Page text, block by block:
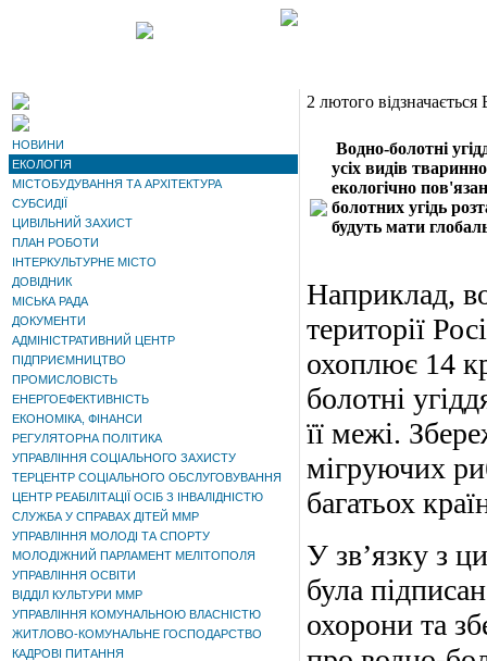
НОВИНИ
ЕКОЛОГІЯ
МІСТОБУДУВАННЯ ТА АРХІТЕКТУРА
СУБСИДІЇ
ЦИВІЛЬНИЙ ЗАХИСТ
ПЛАН РОБОТИ
ІНТЕРКУЛЬТУРНЕ МІСТО
ДОВІДНИК
МІСЬКА РАДА
ДОКУМЕНТИ
АДМІНІСТРАТИВНИЙ ЦЕНТР
ПІДПРИЄМНИЦТВО
ПРОМИСЛОВІСТЬ
ЕНЕРГОЕФЕКТИВНІСТЬ
ЕКОНОМІКА, ФІНАНСИ
РЕГУЛЯТОРНА ПОЛІТИКА
УПРАВЛІННЯ СОЦІАЛЬНОГО ЗАХИСТУ
ТЕРЦЕНТР СОЦІАЛЬНОГО ОБСЛУГОВУВАННЯ
ЦЕНТР РЕАБІЛІТАЦІЇ ОСІБ З ІНВАЛІДНІСТЮ
СЛУЖБА У СПРАВАХ ДІТЕЙ ММР
УПРАВЛІННЯ МОЛОДІ ТА СПОРТУ
МОЛОДІЖНИЙ ПАРЛАМЕНТ МЕЛІТОПОЛЯ
УПРАВЛІННЯ ОСВІТИ
ВІДДІЛ КУЛЬТУРИ ММР
УПРАВЛІННЯ КОМУНАЛЬНОЮ ВЛАСНІСТЮ
ЖИТЛОВО-КОМУНАЛЬНЕ ГОСПОДАРСТВО
КАДРОВІ ПИТАННЯ
2 лютого
Водно-болотні
усіх видів
екологічно
болотних угідь
будуть мати
Наприклад,
території
охоплює 14
болотні
її межі.
мігруючих
багатьох
У зв’язку з
була
охорони та